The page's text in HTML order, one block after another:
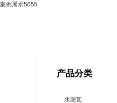
案例展示5055
产品分类
水泥瓦